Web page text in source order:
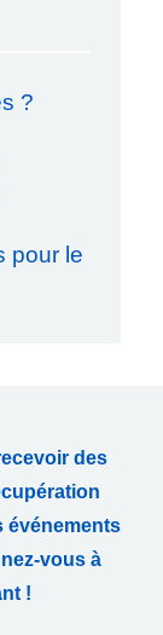
?
pour le
des
événements
vous à
!